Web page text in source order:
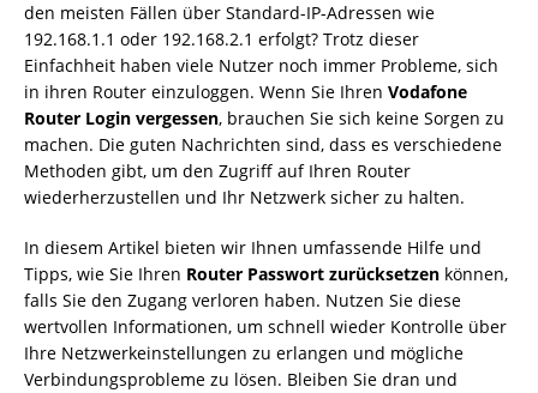
den meisten Fällen über Standard-IP-Adressen wie
192.168.1.1 oder 192.168.2.1 erfolgt? Trotz dieser
Einfachheit haben viele Nutzer noch immer Probleme, sich
in ihren Router einzuloggen. Wenn Sie Ihren Vodafone
Router Login vergessen, brauchen Sie sich keine Sorgen zu
machen. Die guten Nachrichten sind, dass es verschiedene
Methoden gibt, um den Zugriff auf Ihren Router
wiederherzustellen und Ihr Netzwerk sicher zu halten.
In diesem Artikel bieten wir Ihnen umfassende Hilfe und
Tipps, wie Sie Ihren Router Passwort zurücksetzen können,
falls Sie den Zugang verloren haben. Nutzen Sie diese
wertvollen Informationen, um schnell wieder Kontrolle über
Ihre Netzwerkeinstellungen zu erlangen und mögliche
Verbindungsprobleme zu lösen. Bleiben Sie dran und